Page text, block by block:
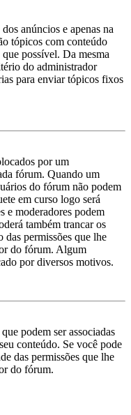
anúncios e apenas na
tópicos com conteúdo
possível. Da mesma
do administrador
para enviar tópicos fixos
por um
fórum. Quando um
do fórum não podem
em curso logo será
e moderadores podem
também trancar os
das permissões que lhe
do fórum. Algum
por diversos motivos.
podem ser associadas
conteúdo. Se você pode
das permissões que lhe
do fórum.